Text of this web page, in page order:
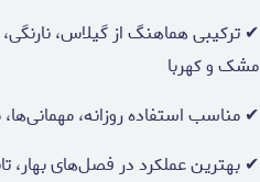
✔ ترکیبی هماهنگ از گیلاس،
مشک و کهربا
✔ مناسب استفاده روزانه،
✔ بهترین عملکرد در فصل‌های بهار،